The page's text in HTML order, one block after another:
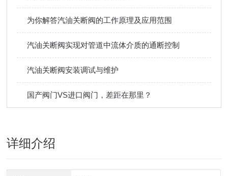
为你解答汽油关断阀的工作原理及应用范围
汽油关断阀实现对管道中流体介质的通断控制
汽油关断阀安装调试与维护
国产阀门VS进口阀门，差距在那里？
详细介绍